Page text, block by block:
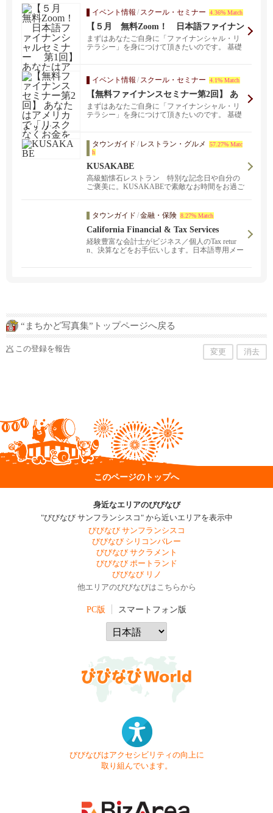
イベント情報 / スクール・セミナー 4.36% Match
【５月 無料Zoom！ 日本語ファイナン
シャルセミナー 第1回】 あなたはアメ
リカで「リスクなくお金を増やす方法」
まずはあなたご自身に「ファイナンシャル・リ
テラシー」を身につけて頂きたいのです。 基礎
イベント情報 / スクール・セミナー 4.1% Match
【無料ファイナンスセミナー第2回】 あ
なたはアメリカで「リスクなくお金を増
やす方法」を知っていますか？
まずはあなたご自身に「ファイナンシャル・リ
テラシー」を身につけて頂きたいのです。 基礎
タウンガイド / レストラン・グルメ
57.27% Matc
h
KUSAKABE
高級鮨懐石レストラン 特別な記念日や自分の
ご褒美に。KUSAKABEで素敵なお時間をお過ご
タウンガイド /金融・保険 8.27% Match
California Financial & Tax Services
経験豊富な会計士がビジネス／個人のTax retur
n、決算などをお手伝いします。日本語専用メー
“まちかど写真集”トップページへ戻る
この登録を報告 変更 消去
このページのトップへ
身近なエリアのびびなび
"びびなび サンフランシスコ" から近いエリアを表示中
びびなび サンフランシスコ
びびなび シリコンバレー
びびなび サクラメント
びびなび ポートランド
びびなび リノ
他エリアのびびなびはこちらから
PC版 スマートフォン版
びびなびはアクセシビリティの向上に
取り組んでいます。